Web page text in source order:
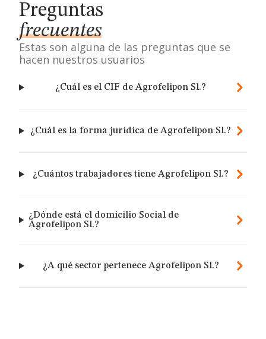
Preguntas
frecuentes
Estas son alguna de las preguntas que se
hacen nuestros usuarios
¿Cuál es el CIF de Agrofelipon Sl.?
¿Cuál es la forma jurídica de Agrofelipon Sl.?
¿Cuántos trabajadores tiene Agrofelipon Sl.?
¿Dónde está el domicilio Social de
Agrofelipon Sl.?
¿A qué sector pertenece Agrofelipon Sl.?